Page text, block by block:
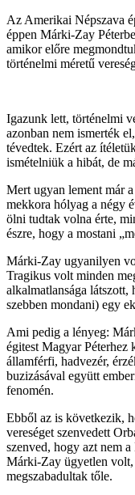
Az Amerikai Népszava
éppen Márki-Zay
amikor előre
történelmi méretű
Igazunk lett, történelmi
azonban nem ismerték
tévedtek. Ezért az
ismételniük a hibát, de
Mert ugyan lement már
mekkora hólyag a négy
ölni tudtak volna érte,
észre, hogy a mostani
Márki-Zay ugyanilyen
Tragikus volt minden
alkalmatlansága látszott,
szebben mondani) egy
Ami pedig a lényeg:
égitest Magyar Péterhez
államférfi, hadvezér,
buzizásával együtt
fenomén.
Ebből az is következik,
vereséget szenvedett
szenved, hogy azt nem
Márki-Zay ügyetlen volt,
megszabadultak tőle.